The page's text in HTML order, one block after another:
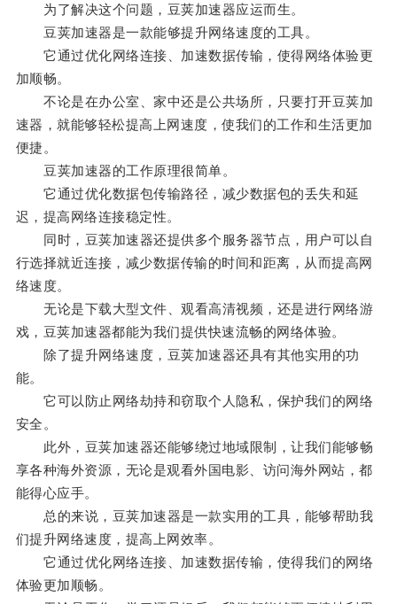
为了解决这个问题，豆荚加速器应运而生。
豆荚加速器是一款能够提升网络速度的工具。
它通过优化网络连接、加速数据传输，使得网络体验更
加顺畅。
不论是在办公室、家中还是公共场所，只要打开豆荚加
速器，就能够轻松提高上网速度，使我们的工作和生活更加
便捷。
豆荚加速器的工作原理很简单。
它通过优化数据包传输路径，减少数据包的丢失和延
迟，提高网络连接稳定性。
同时，豆荚加速器还提供多个服务器节点，用户可以自
行选择就近连接，减少数据传输的时间和距离，从而提高网
络速度。
无论是下载大型文件、观看高清视频，还是进行网络游
戏，豆荚加速器都能为我们提供快速流畅的网络体验。
除了提升网络速度，豆荚加速器还具有其他实用的功
能。
它可以防止网络劫持和窃取个人隐私，保护我们的网络
安全。
此外，豆荚加速器还能够绕过地域限制，让我们能够畅
享各种海外资源，无论是观看外国电影、访问海外网站，都
能得心应手。
总的来说，豆荚加速器是一款实用的工具，能够帮助我
们提升网络速度，提高上网效率。
它通过优化网络连接、加速数据传输，使得我们的网络
体验更加顺畅。